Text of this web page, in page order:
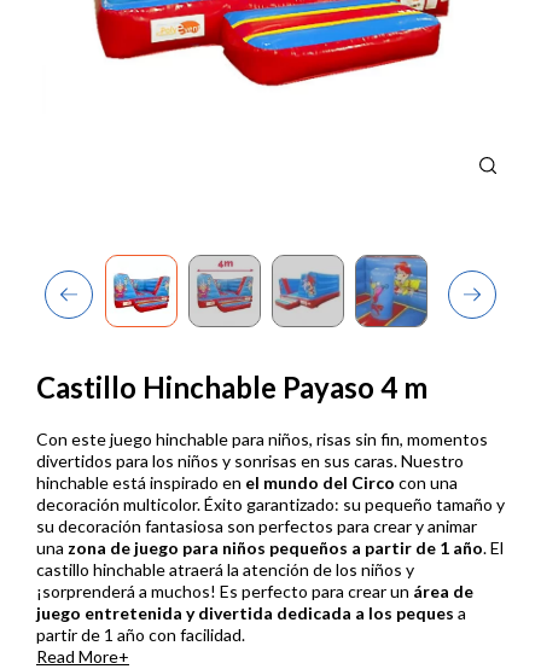
Previous Next
Castillo Hinchable Payaso 4 m
Con este juego hinchable para niños, risas sin fin, momentos
divertidos para los niños y sonrisas en sus caras. Nuestro
hinchable está inspirado en el mundo del Circo con una
decoración multicolor. Éxito garantizado: su pequeño tamaño y
su decoración fantasiosa son perfectos para crear y animar
una zona de juego para niños pequeños a partir de 1 año. El
castillo hinchable atraerá la atención de los niños y
¡sorprenderá a muchos! Es perfecto para crear un área de
juego entretenida y divertida dedicada a los peques a
partir de 1 año con facilidad.
Read More